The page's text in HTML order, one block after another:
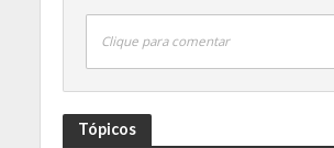
Clique para comentar
Tópicos